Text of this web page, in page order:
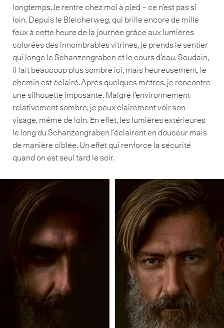
longtemps. Je rentre chez moi à pied – ce n’est pas si
loin. Depuis le Bleicherweg, qui brille encore de mille
feux à cette heure de la journée grâce aux lumières
colorées des innombrables vitrines, je prends le sentier
qui longe le Schanzengraben et le cours d’eau. Soudain,
il fait beaucoup plus sombre ici, mais heureusement, le
chemin est éclairé. Après quelques mètres, je rencontre
une silhouette imposante. Malgré l’environnement
relativement sombre, je peux clairement voir son
visage, même de loin. En effet, les lumières extérieures
le long du Schanzengraben l’éclairent en douceur mais
de manière ciblée. Un effet qui renforce la sécurité
quand on est seul tard le soir.